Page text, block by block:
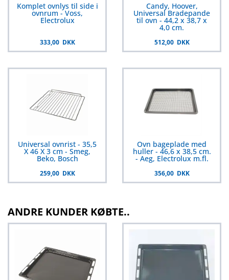
Komplet ovnlys til side i
ovnrum - Voss,
Electrolux
333,00 DKK
Candy, Hoover,
Universal Bradepande
til ovn - 44,2 x 38,7 x
4,0 cm.
512,00 DKK
Universal ovnrist - 35,5
X 46 X 3 cm - Smeg,
Beko, Bosch
259,00 DKK
Ovn bageplade med
huller - 46,6 x 38,5 cm.
- Aeg, Electrolux m.fl.
356,00 DKK
ANDRE KUNDER KØBTE..